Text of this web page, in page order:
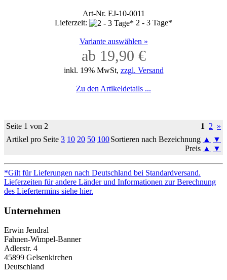
Art-Nr. EJ-10-0011
Lieferzeit:
2 - 3 Tage*
Variante auswählen »
ab 19,90 €
inkl. 19% MwSt, zzgl. Versand
Zu den Artikeldetails ...
Seite 1 von 2 1 2 »
Artikel pro Seite 3 10 20 50 100Sortieren nach Bezeichnung ▲
▼
Preis ▲ ▼
*Gilt für Lieferungen nach Deutschland bei Standardversand.
Lieferzeiten für andere Länder und Informationen zur Berechnung
des Liefertermins siehe hier.
Unternehmen
Erwin Jendral
Fahnen-Wimpel-Banner
Adlerstr. 4
45899 Gelsenkirchen
Deutschland